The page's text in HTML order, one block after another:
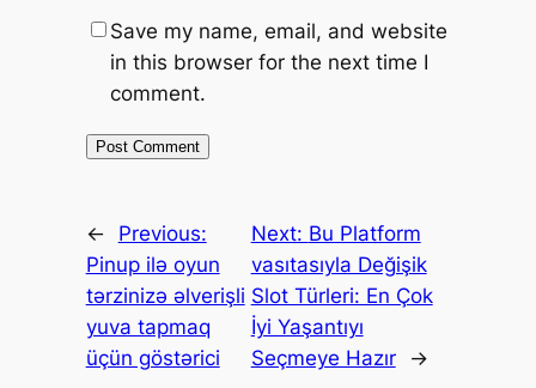
Save my name, email, and website
in this browser for the next time I
comment.
←
Previous:
Pinup ilə oyun
tərzinizə əlverişli
yuva tapmaq
üçün göstərici
Next: Bu Platform
vasıtasıyla Değişik
Slot Türleri: En Çok
İyi Yaşantıyı
Seçmeye Hazır
→